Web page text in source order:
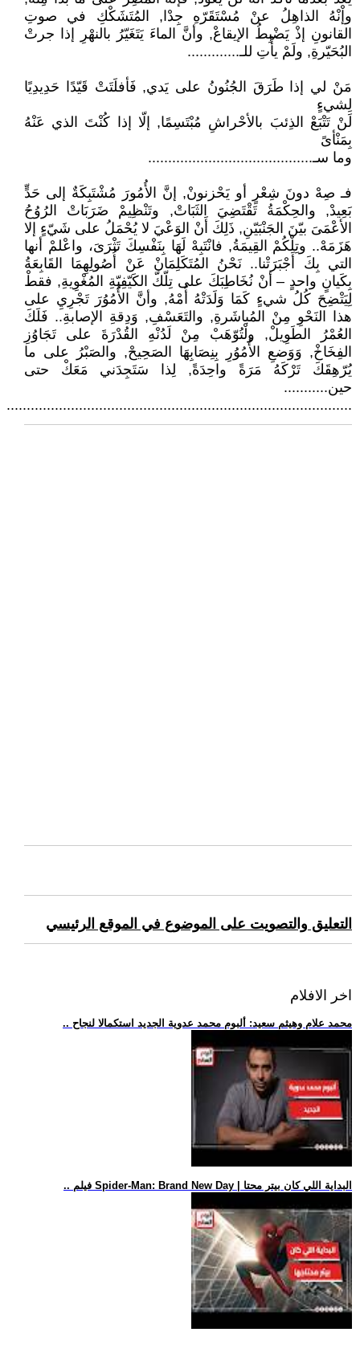
وإْنْهُ الذاهِلُ عنْ مُسْتَقَرّهِ جِدْا, المُتَشَكْكِ في صوتِ
القانونِ إذْ يَضْبِطُ الإيقاعْ, وأنَّ الماءَ يَتَغَيّرُ بالنهْرِ إذا جرتْ
البُحَيّرةِ, ولَمْ يأْتِ للـ.............
مَنْ لي إذا طَرَقَ الجُنُونُ على يَدي, فَأفلَتَتْ قَيّدًا حَدِيدِيًا
لِشيءٍ
لَنْ تَتْبَعْ الذِئبَ بالأحْراشِ مُبْتَسِمًا, إلّا إذا كُنْتَ الذي عَنْهُ
بِمَنْأىً
وما سـ.........................................
فـ صِهْ دونَ شِعْرٍ أو يَحْزنونْ, إنَّ الأُمُورَ مُشْتَبِكَةٌ إلى حَدٍّ
بَعِيدْ, والحِكْمَةُ تَقْتَضِيَ الثَبَاتْ, وتَنْظِيمْ ضَرَبَاتْ الرُوُحُ
الأعْمَىَ بيّنَ الجَنْبَيّنِ, ذَلِكَ أَنْ الوَعْيَ لا يُحْمَلُ على شَيّءٍ إلا
هَزَمَهْ.. وتِلْكُمْ القِيمَةُ, فانْتَبِهْ لَهَا بِنَفْسِكَ تَثْرَىَ، واعْلمْ أنها
التي بِكَ أَجْبَرَتْنا.. نَحْنُ المُتَكَلِمَانْ عَنْ أُصُولِهِمَا القَابِعَةُ
بِكَيانٍ واحدٍ – أنْ نُخَاطِبَكَ على تِلّكّ الكَيّفِيّةِ المُغْوِيةِ, فقطْ
لِيَتْضِحَ كُلُ شيءٍ كَمَا وَلَدَتْهُ أُمْهُ, وأنَّ الأُمُوُرَ تَجْرِيِ على
هذا النَحْوِ مِنْ المُباشَرةِ, والتَعَسْفِ, وَدِقةِ الإصابةِ.. فَلَكَ
العُمْرُ الطَوِيلْ, ولْتُوّهَبْ مِنْ لَدُنْهِ القُدْرَةَ على تَجَاوُزِ
الفِخَاخْ, وَوَضعِ الأُمُوُرِ بِنِصَابِهَا الصَحِيحْ, والصَبْرُ على ما
يُرّهِقَكَ تَرْكَهُ مَرَةً واحِدَةً, لِذا سَتَجِدَني مَعَكْ حتى
حين...........
......................................................................................
التعليق والتصويت على الموضوع في الموقع الرئيسي
اخر الافلام
.. محمد علام وهيثم سعيد: ألبوم محمد عدوية الجديد استكمالا لنجاح
.. فيلم Spider-Man: Brand New Day | البداية اللي كان بيتر محتا